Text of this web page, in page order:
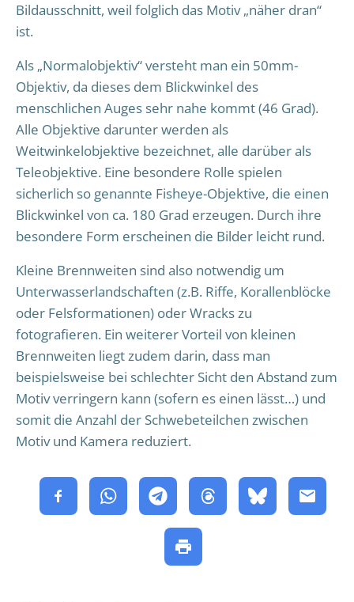
Bildausschnitt, weil folglich das Motiv „näher dran“
ist.
Als „Normalobjektiv“ versteht man ein 50mm-
Objektiv, da dieses dem Blickwinkel des
menschlichen Auges sehr nahe kommt (46 Grad).
Alle Objektive darunter werden als
Weitwinkelobjektive bezeichnet, alle darüber als
Teleobjektive. Eine besondere Rolle spielen
sicherlich so genannte Fisheye-Objektive, die einen
Blickwinkel von ca. 180 Grad erzeugen. Durch ihre
besondere Form erscheinen die Bilder leicht rund.
Kleine Brennweiten sind also notwendig um
Unterwasserlandschaften (z.B. Riffe, Korallenblöcke
oder Felsformationen) oder Wracks zu
fotografieren. Ein weiterer Vorteil von kleinen
Brennweiten liegt zudem darin, dass man
beispielsweise bei schlechter Sicht den Abstand zum
Motiv verringern kann (sofern es einen lässt…) und
somit die Anzahl der Schwebeteilchen zwischen
Motiv und Kamera reduziert.